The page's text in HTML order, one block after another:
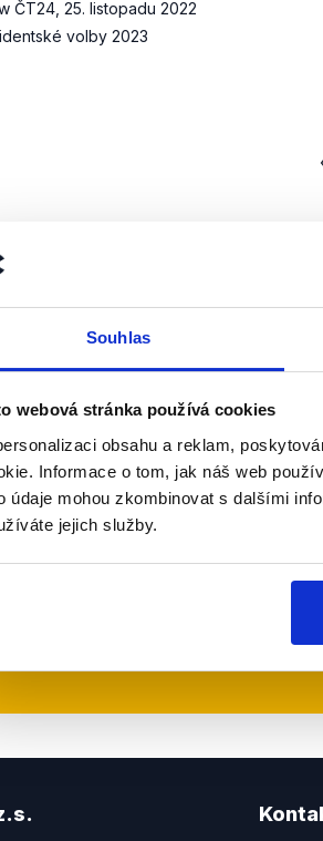
Souhlas
webová stránka používá cookies
obsahu a reklam,
Informace o tom, jak náš web
údaje mohou zkombinovat s dalšími
jejich služby.
ČT24 25. listopadu 2022
volby 2023
v kontaktu
našeho
kanálu, kde pravidelně
článků a analýz. Začněte
o tom, jaké dezinformace
šíří.